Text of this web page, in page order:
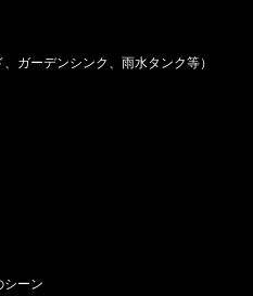
ガーデンシンク、雨水タンク等）
シーン